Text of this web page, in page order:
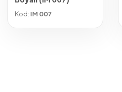
Kod: IM 007